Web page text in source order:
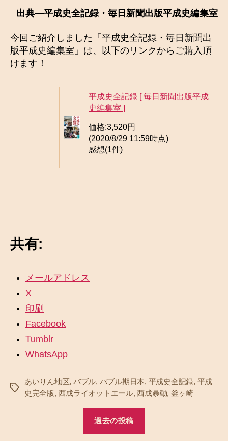
出典―平成史全記録・毎日新聞出版平成史編集室
今回ご紹介しました「平成史全記録・毎日新聞出
版平成史編集室」は、以下のリンクからご購入頂
けます！
平成史全記録 [ 毎日新聞出版平成
史編集室 ]
価格:3,520円
(2020/8/29 11:59時点)
感想(1件)
共有:
メールアドレス
X
印刷
Facebook
Tumblr
WhatsApp
タ
あいりん地区, バブル, バブル期日本, 平成史全記録, 平成
史完全版, 西成ライオットエール,西成暴動, 釜ヶ崎
過去の投稿